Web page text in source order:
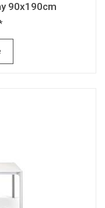
90x190cm